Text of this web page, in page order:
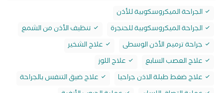
الجراحة الميكروسكوبية للأذن
الجراحة الميكروسكوبية للحنجرة
تنظيف الأذن من الشمع
جراحة ترميم الأذن الوسطى
علاج الشخير
علاج العصب السابع
علاج اللوز
علاج ضغط طبلة الاذن جراحيا
علاج ضيق التنفس بالجراحة